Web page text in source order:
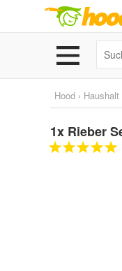
Hood ›
1x Rieber